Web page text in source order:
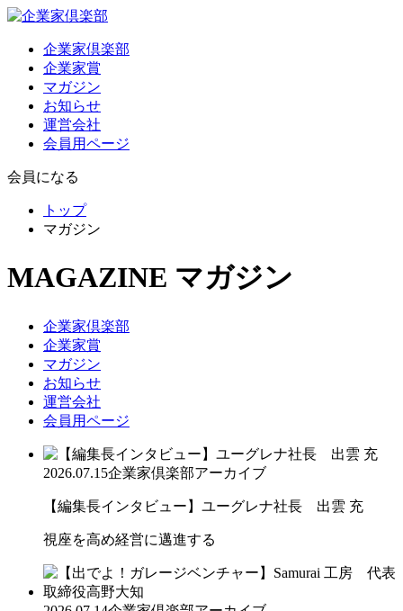
企業家倶楽部
企業家賞
マガジン
お知らせ
運営会社
会員用ページ
会員になる
トップ
マガジン
MAGAZINE マガジン
企業家倶楽部
企業家賞
マガジン
お知らせ
運営会社
会員用ページ
2026.07.15企業家倶楽部アーカイブ
【編集長インタビュー】ユーグレナ社長 出雲 充
視座を高め経営に邁進する